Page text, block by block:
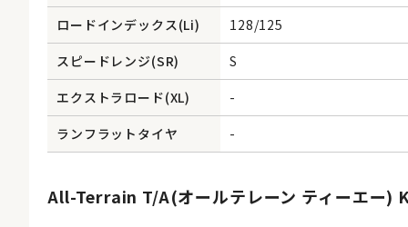
ロードインデックス(Li)
128/125
スピードレンジ(SR)
S
エクストラロード(XL)
-
ランフラットタイヤ
-
All-Terrain T/A(オールテレーン ティーエー)